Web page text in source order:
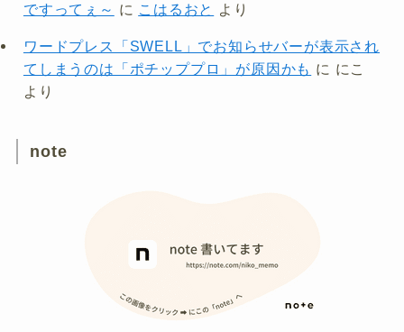
ですってぇ～ に こはるおと より
ワードプレス「SWELL」でお知らせバーが表示され
てしまうのは「ポチッププロ」が原因かも に にこ
より
note